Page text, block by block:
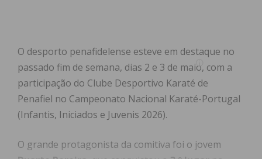
O desporto penafidelense esteve em destaque no
passado fim de semana, dias 2 e 3 de maio, com a
participação do Clube Desportivo Karaté de
Penafiel no Campeonato Nacional Karaté-Portugal
(Infantis, Iniciados e Juvenis 2026).
O grande protagonista da comitiva foi o jovem